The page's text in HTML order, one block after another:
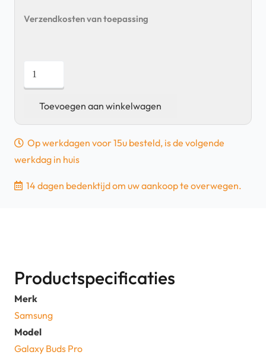
Verzendkosten van toepassing
Samsung
Galaxy
Buds
Oortje
-
Toevoegen aan winkelwagen
Op werkdagen voor 15u besteld, is de volgende
werkdag in huis
14 dagen bedenktijd om uw aankoop te overwegen.
Productspecificaties
Merk
Samsung
Model
Galaxy Buds Pro